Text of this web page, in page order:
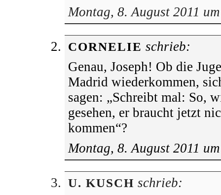
Montag, 8. August 2011
CORNELIE schrieb:
Genau, Joseph! Ob die
Madrid wiederkommen,
sagen: „Schreibt mal: So,
gesehen, er braucht jetzt
kommen“?
Montag, 8. August 2011
U. KUSCH schrieb: